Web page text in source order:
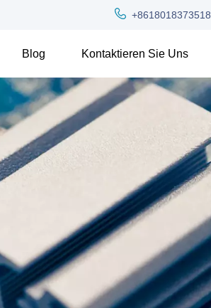
+8618018373518
Blog Kontaktieren Sie Uns